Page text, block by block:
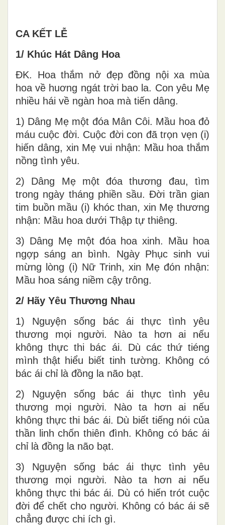
CA KẾT LỄ
1/ Khúc Hát Dâng Hoa
ĐK. Hoa thắm nở đẹp đồng nội xa mùa
hoa về huơng ngát trời bao la. Con yêu Mẹ
nhiều hái về ngàn hoa mà tiến dâng.
1) Dâng Mẹ một đóa Mân Côi. Mầu hoa đỏ
máu cuộc đời. Cuộc đời con đã trọn vẹn (i)
hiến dâng, xin Mẹ vui nhận: Mầu hoa thắm
nồng tình yêu.
2) Dâng Mẹ một đóa thương đau, tìm
trong ngày tháng phiền sầu. Đời trần gian
tim buồn mầu (i) khóc than, xin Mẹ thương
nhận: Mầu hoa dưới Thập tự thiêng.
3) Dâng Mẹ một đóa hoa xinh. Mầu hoa
ngợp sáng an bình. Ngày Phục sinh vui
mừng lòng (i) Nữ Trinh, xin Mẹ đón nhận:
Mầu hoa sáng niềm cậy trông.
2/ Hãy Yêu Thương Nhau
1) Nguyện sống bác ái thực tình yêu
thương mọi người. Nào ta hơn ai nếu
không thực thi bác ái. Dù các thứ tiéng
mình thật hiểu biết tinh tường. Không có
bác ái chỉ là đồng la não bạt.
2) Nguyện sống bác ái thực tình yêu
thương mọi người. Nào ta hơn ai nếu
không thực thi bác ái. Dù biết tiếng nói của
thần linh chốn thiên đình. Không có bác ái
chỉ là đồng la não bạt.
3) Nguyện sống bác ái thực tình yêu
thương mọi người. Nào ta hơn ai nếu
không thực thi bác ái. Dù có hiến trót cuộc
đời để chết cho người. Không có bác ái sẽ
chẳng được chi ích gì.